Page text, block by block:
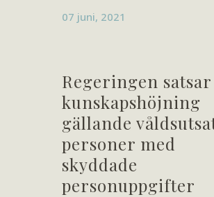
07 juni, 2021
Regeringen satsar
kunskapshöjning
gällande
personer med
skyddade
personuppgifter